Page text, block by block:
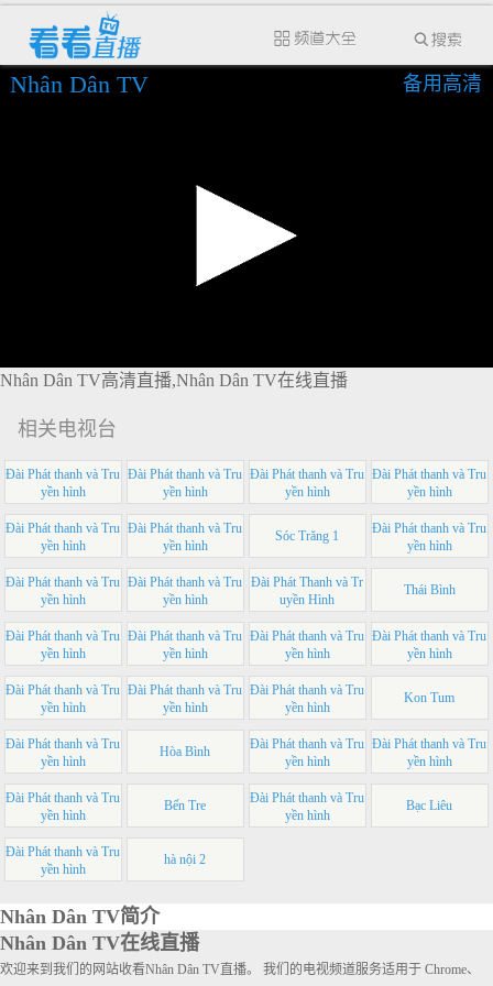
Nhân Dân TV 备用高清
Nhân Dân TV高清直播,Nhân Dân TV在线直播
相关电视台
Đài Phát thanh và Tru
yền hình
Đài Phát thanh và Tru
yền hình
Đài Phát thanh và Tru
yền hình
Đài Phát thanh và Tru
yền hình
Đài Phát thanh và Tru
yền hình
Đài Phát thanh và Tru
yền hình
Sóc Trăng 1
Đài Phát thanh và Tru
yền hình
Đài Phát thanh và Tru
yền hình
Đài Phát thanh và Tru
yền hình
Đài Phát Thanh và Tr
uyền Hình
Thái Bình
Đài Phát thanh và Tru
yền hình
Đài Phát thanh và Tru
yền hình
Đài Phát thanh và Tru
yền hình
Đài Phát thanh và Tru
yền hình
Đài Phát thanh và Tru
yền hình
Đài Phát thanh và Tru
yền hình
Đài Phát thanh và Tru
yền hình
Kon Tum
Đài Phát thanh và Tru
yền hình
Hòa Bình
Đài Phát thanh và Tru
yền hình
Đài Phát thanh và Tru
yền hình
Đài Phát thanh và Tru
yền hình
Bến Tre
Đài Phát thanh và Tru
yền hình
Bạc Liêu
Đài Phát thanh và Tru
yền hình
hà nội 2
Nhân Dân TV简介
Nhân Dân TV在线直播
欢迎来到我们的网站收看Nhân Dân TV直播。 我们的电视频道服务适用于 Chrome、